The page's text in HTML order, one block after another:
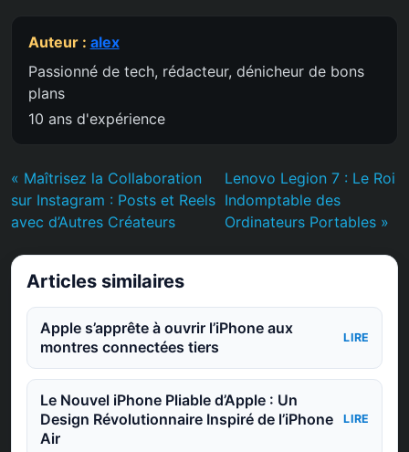
Auteur : alex
Passionné de tech, rédacteur, dénicheur de bons
plans
10 ans d'expérience
« Maîtrisez la Collaboration
sur Instagram : Posts et Reels
avec d’Autres Créateurs
Lenovo Legion 7 : Le Roi
Indomptable des
Ordinateurs Portables »
Articles similaires
Apple s’apprête à ouvrir l’iPhone aux
montres connectées tiers
LIRE
Le Nouvel iPhone Pliable d’Apple : Un
Design Révolutionnaire Inspiré de l’iPhone
Air
LIRE